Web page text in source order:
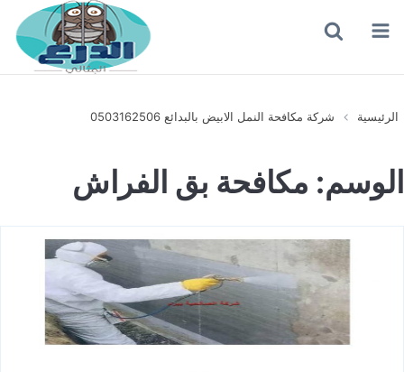
القائمة
الرئيسية شركة مكافحة النمل الابيض بالبدائع 0503162506
الوسم: مكافحة بق الفراش